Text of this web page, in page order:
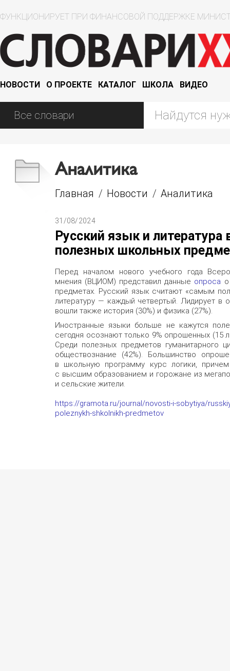
ФУНКЦИОНИРУЕТ ПРИ ФИНАНСОВОЙ ПОДДЕРЖКЕ
НОВОСТИ О ПРОЕКТЕ КАТАЛОГ ШКОЛА ВИДЕО
Аналитика
Главная / Новости / Аналитика
31/08/2024
Русский язык и
полезных школьных
Перед началом нового учебного года
мнения (ВЦИОМ) представил данные опроса
предметах. Русский язык считают «самым
литературу — каждый четвертый. Лидирует в
вошли также история (30%) и физика (27%).
Иностранные языки больше не кажутся
сегодня осознают только 9% опрошенных (15
Среди полезных предметов гуманитарного
обществознание (42%). Большинство
в школьную программу курс логики,
с высшим образованием и горожане из
и сельские жители.
https://gramota.ru/journal/novosti-i-sobytiya/
poleznykh-shkolnikh-predmetov